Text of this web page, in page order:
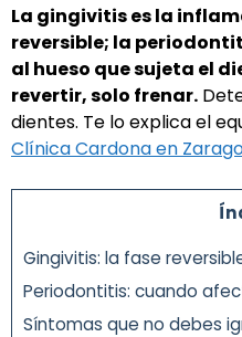
La gingivitis es la
reversible; la
al hueso que sujeta el
revertir, solo frenar.
dientes. Te lo explica el
Clínica Cardona en
Gingivitis: la fase
Periodontitis: cuando
Síntomas que no debes